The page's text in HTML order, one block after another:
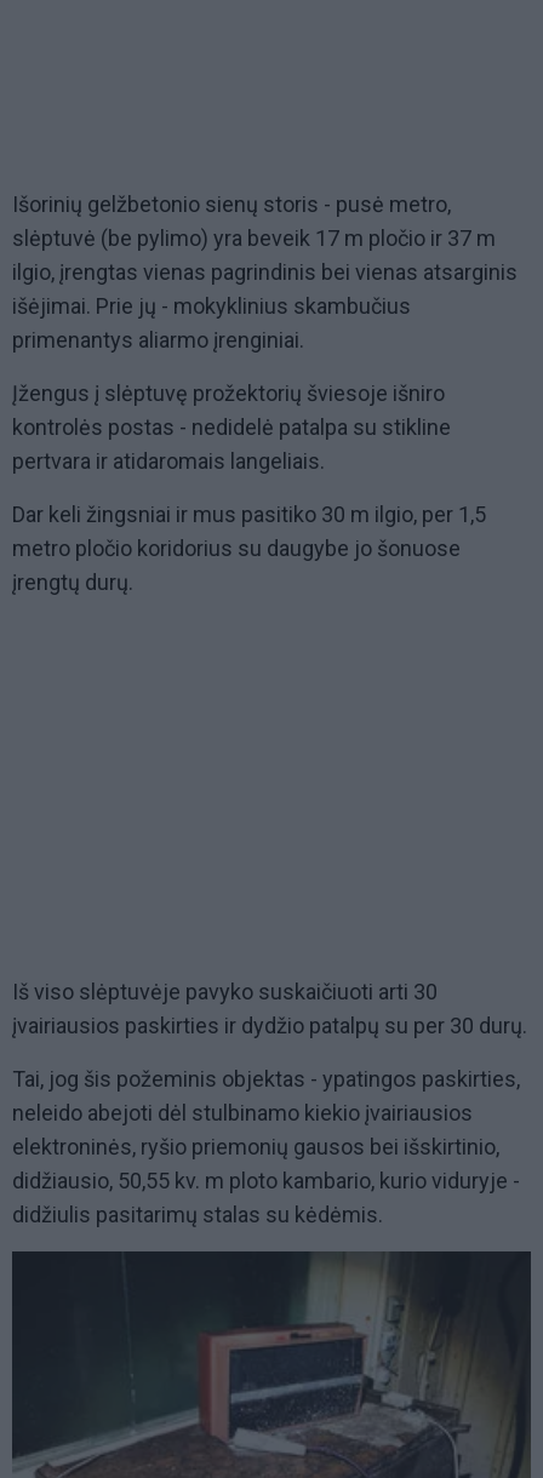
Išorinių gelžbetonio sienų storis - pusė metro,
slėptuvė (be pylimo) yra beveik 17 m pločio ir 37 m
ilgio, įrengtas vienas pagrindinis bei vienas atsarginis
išėjimai. Prie jų - mokyklinius skambučius
primenantys aliarmo įrenginiai.
Įžengus į slėptuvę prožektorių šviesoje išniro
kontrolės postas - nedidelė patalpa su stikline
pertvara ir atidaromais langeliais.
Dar keli žingsniai ir mus pasitiko 30 m ilgio, per 1,5
metro pločio koridorius su daugybe jo šonuose
įrengtų durų.
Iš viso slėptuvėje pavyko suskaičiuoti arti 30
įvairiausios paskirties ir dydžio patalpų su per 30 durų.
Tai, jog šis požeminis objektas - ypatingos paskirties,
neleido abejoti dėl stulbinamo kiekio įvairiausios
elektroninės, ryšio priemonių gausos bei išskirtinio,
didžiausio, 50,55 kv. m ploto kambario, kurio viduryje -
didžiulis pasitarimų stalas su kėdėmis.